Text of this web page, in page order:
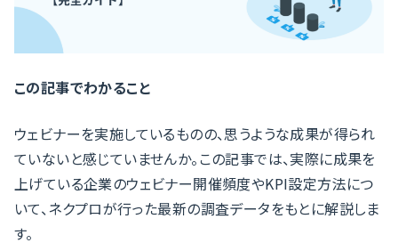
FC加盟店開拓
この記事でわかること
ウェビナーを実施しているものの、思うような成果が得られ
ていないと感じていませんか。この記事では、実際に成果を
上げている企業のウェビナー開催頻度やKPI設定方法につ
いて、ネクプロが行った最新の調査データをもとに解説しま
す。